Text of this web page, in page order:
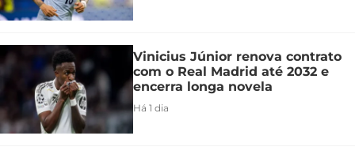
Vinicius Júnior renova contrato
com o Real Madrid até 2032 e
encerra longa novela
Há 1 dia